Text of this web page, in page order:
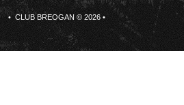
• CLUB BREOGAN © 2026 •